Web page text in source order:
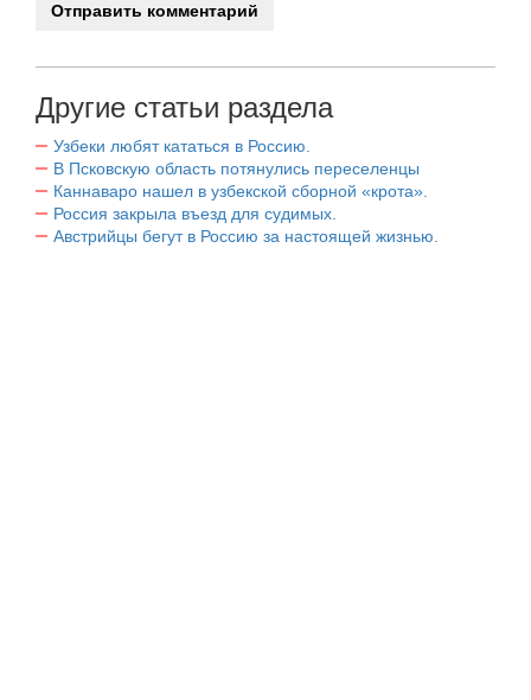
Другие статьи раздела
Узбеки любят кататься в Россию.
В Псковскую область потянулись переселенцы
Каннаваро нашел в узбекской сборной «крота».
Россия закрыла въезд для судимых.
Австрийцы бегут в Россию за настоящей жизнью.